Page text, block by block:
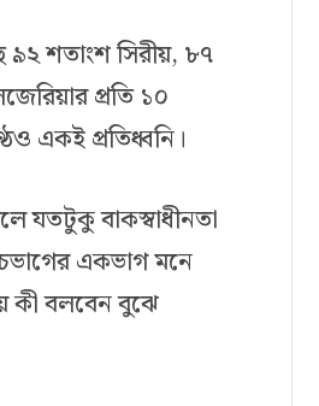
শতাংশ সিরীয়, ৮৭
প্রতি ১০
একই প্রতিধ্বনি।
যতটুকু বাকস্বাধীনতা
একভাগ মনে
কী বলবেন বুঝে